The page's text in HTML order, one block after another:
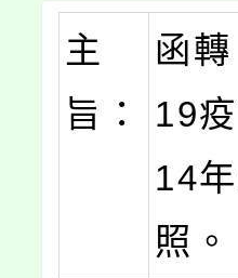
主
旨：
函
19
14
照。